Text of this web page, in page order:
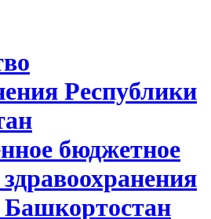
Республики
бюджетное